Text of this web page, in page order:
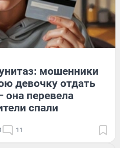
мошенники
девочку отдать
она перевела
спали
11